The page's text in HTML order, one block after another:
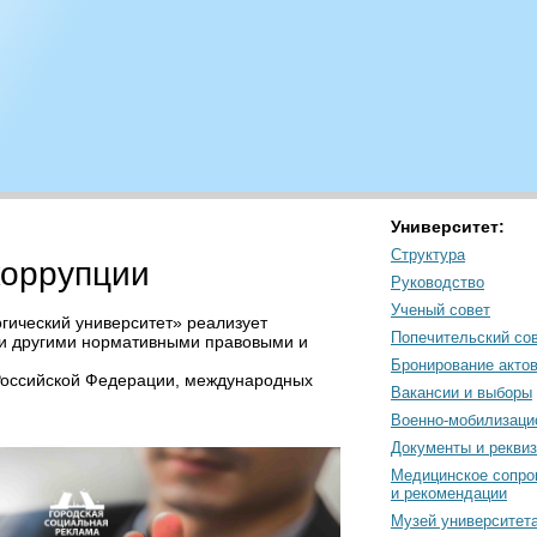
университет» реализует
другими нормативными правовыми и
Федерации, международных
Университет:
Структура
Руководство
Ученый совет
Попечительский
Бронирование
Вакансии и выборы
Военно-
Документы и
Медицинское
и рекомендации
Музей